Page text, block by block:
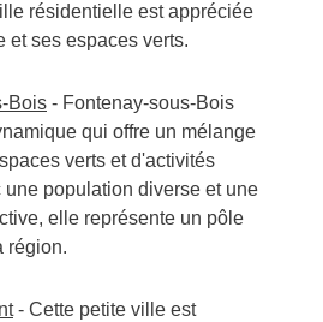
résidentielle est appréciée
et ses espaces verts.
Bois- Fontenay-sous-Bois
qui offre un mélange
verts et d'activités
une population diverse et une
elle représente un pôle
région.
- Cette petite ville est